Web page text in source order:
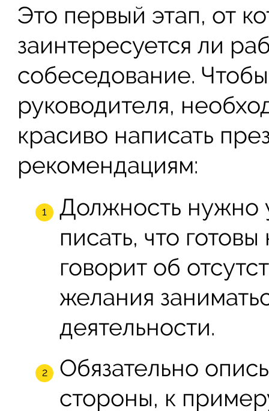
Это первый этап, от
заинтересуется ли
собеседование.
руководителя,
красиво написать
рекомендациям:
Должность нужно
писать, что
говорит об
желания
деятельности.
Обязательно
стороны, к